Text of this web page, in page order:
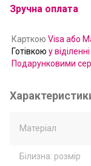
Зручна оплата
Карткою Visa або
Готівкою у
Подарунковими
Матеріал
Білизна: розмір